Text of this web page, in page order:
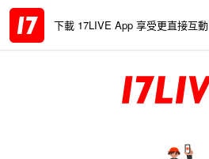
下載 17LIVE App 享受更直接互動